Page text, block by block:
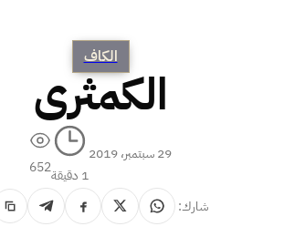
الكاف
الكمثرى
29 سبتمبر، 2019
1 دقيقة
652
شارك: